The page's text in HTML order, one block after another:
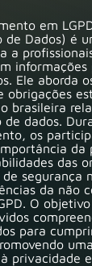
em
de Dados) é
a
informações
Ele aborda
obrigações
brasileira
de dados.
os
da
das
segurança
da não
O
para
privacidade